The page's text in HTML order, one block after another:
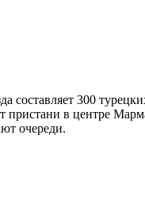
300
пристани в центре
очереди.